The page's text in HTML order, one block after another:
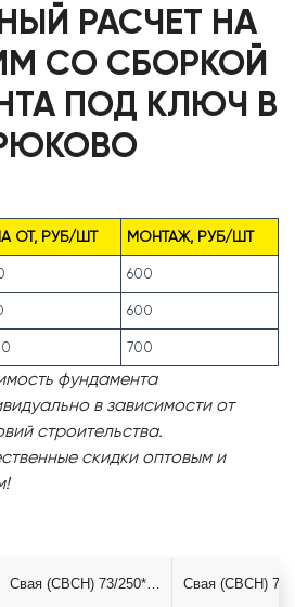
РАСЧЕТ НА
СО СБОРКОЙ
ПОД КЛЮЧ В
ОТ, РУБ/ШТ МОНТАЖ, РУБ/ШТ
600
600
700
фундамента
в зависимости от
строительства.
скидки оптовым и
Свая (СВСН) 73/250*2500